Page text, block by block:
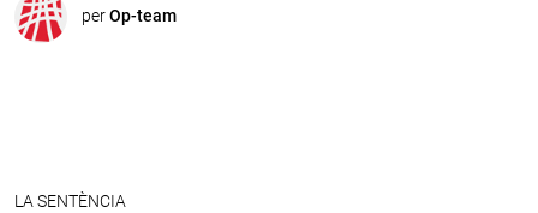
perOp-team
LA SENTÈNCIA